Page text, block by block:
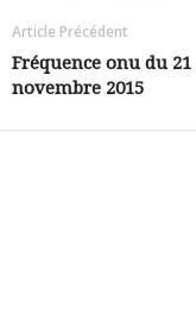
Article Précédent
Fréquence onu du 21
novembre 2015